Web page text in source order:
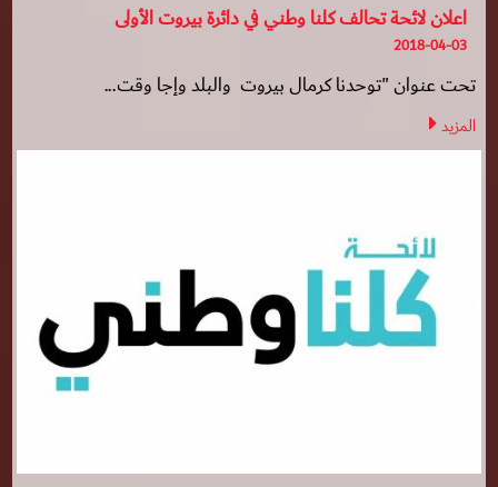
اعلان لائحة تحالف كلنا وطني في دائرة بيروت الأولى
2018-04-03
تحت عنوان "توحدنا كرمال بيروت والبلد وإجا وقت...
المزيد